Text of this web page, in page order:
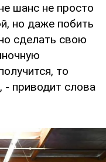
шанс не просто
но даже побить
сделать свою
то
- приводит слова